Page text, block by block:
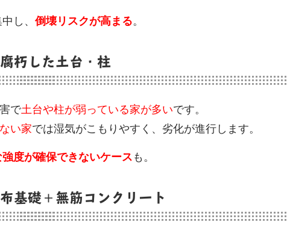
し、 倒壊リスクが高まる。
朽した土台・柱
で土台や柱が弱っている家が多いです。
い家では湿気がこもりやすく、劣化が進行します。
度が確保できないケース も。
基礎＋無筋コンクリート